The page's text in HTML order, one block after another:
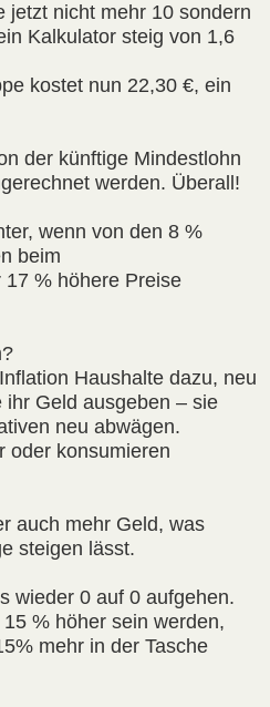
jetzt nicht mehr 10 sondern
Kalkulator steig von 1,6
kostet nun 22,30 €, ein
der künftige Mindestlohn
werden. Überall!
wenn von den 8 %
beim
% höhere Preise
Haushalte dazu, neu
Geld ausgeben – sie
neu abwägen.
oder konsumieren
auch mehr Geld, was
steigen lässt.
wieder 0 auf 0 aufgehen.
% höher sein werden,
mehr in der Tasche